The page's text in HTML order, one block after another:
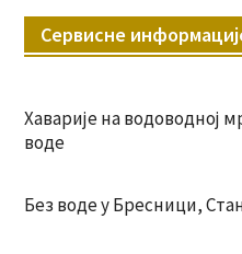
Сервисне
Хаварије на водоводној
воде
Без воде у Бресници,